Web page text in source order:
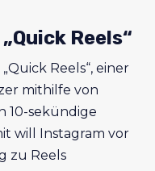
Reels“
Reels“, einer
mithilfe von
10-sekündige
will Instagram vor
zu Reels